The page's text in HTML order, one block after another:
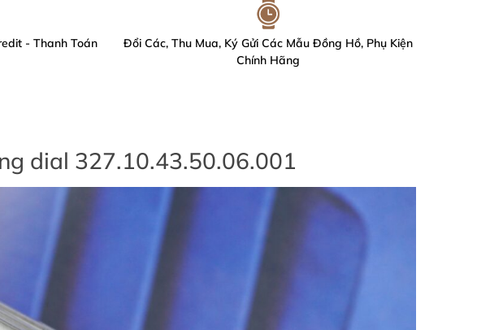
- Thanh Toán
Đổi Các, Thu Mua, Ký Gửi Các Mẫu Đồng Hồ, Phụ Kiện
Chính Hãng
dial 327.10.43.50.06.001